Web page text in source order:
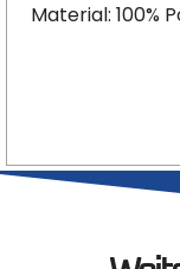
Material: 100%